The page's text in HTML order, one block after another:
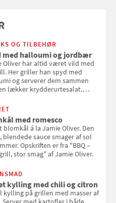
OG TILBEHØR
med halloumi og jordbær
Oliver har altid været vild med
Her griller han spyd med
og serverer dem sammen
lækker krydderurtesalat.
af Jamie Oliver.
med romesco
blomkål á la Jamie Oliver. Den
blendede sauce smager af sol
Opskriften er fra "BBQ –
stor smag" af Jamie Oliver.
kylling med chili og citron
kylling på grillen med masser af